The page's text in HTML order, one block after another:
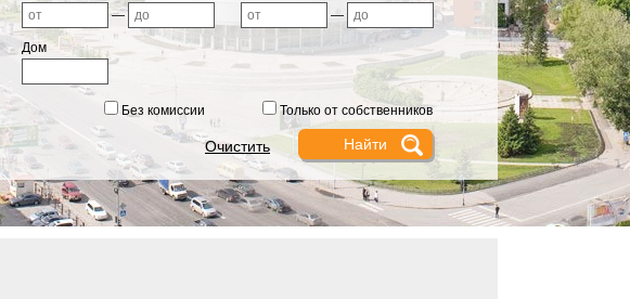
—
—
Дом
Без комиссии Только от собственников
Очистить